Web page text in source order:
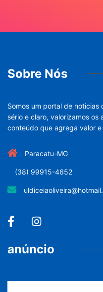
Sobre Nós
Somos um portal de
sério e claro, valorizamos os
conteúdo que agrega valor
Paracatu-MG
(38) 99915-4652
anúncio